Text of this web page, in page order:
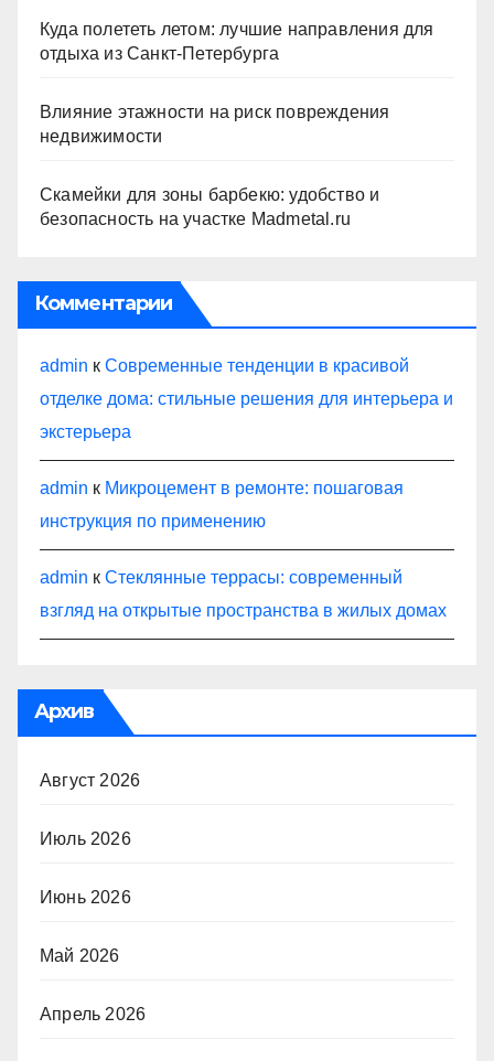
Куда полететь летом: лучшие направления для
отдыха из Санкт-Петербурга
Влияние этажности на риск повреждения
недвижимости
Скамейки для зоны барбекю: удобство и
безопасность на участке Madmetal.ru
Комментарии
admin к Современные тенденции в красивой
отделке дома: стильные решения для интерьера и
экстерьера
admin к Микроцемент в ремонте: пошаговая
инструкция по применению
admin к Стеклянные террасы: современный
взгляд на открытые пространства в жилых домах
Архив
Август 2026
Июль 2026
Июнь 2026
Май 2026
Апрель 2026